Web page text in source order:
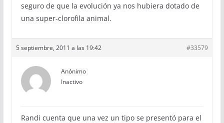
seguro de que la evolución ya nos hubiera dotado de
una super-clorofila animal.
5 septiembre, 2011 a las 19:42 #33579
Anónimo
Inactivo
Randi cuenta que una vez un tipo se presentó para el